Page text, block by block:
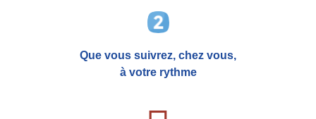
Que vous suivrez, chez vous,
à votre rythme